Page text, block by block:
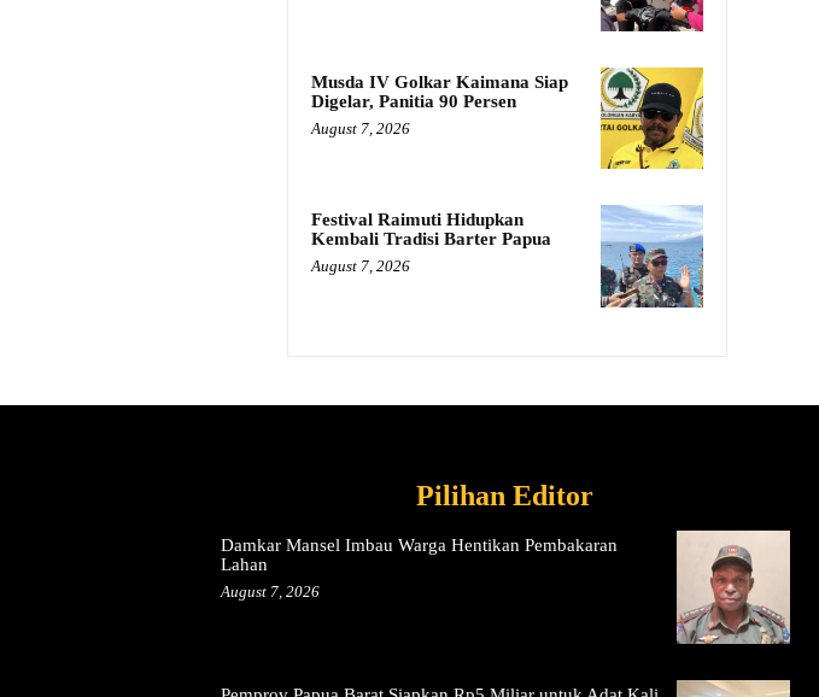
Musda IV Golkar Kaimana Siap
Digelar, Panitia 90 Persen
August 7, 2026
Festival Raimuti Hidupkan
Kembali Tradisi Barter Papua
August 7, 2026
Pilihan Editor
Damkar Mansel Imbau Warga Hentikan Pembakaran
Lahan
August 7, 2026